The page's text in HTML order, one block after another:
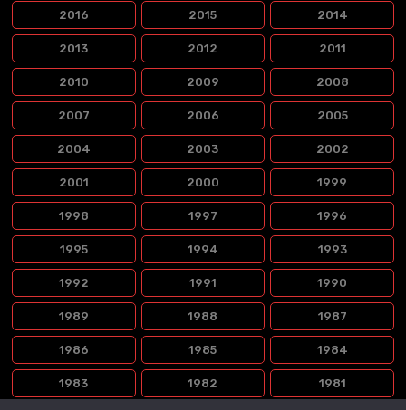
2016 2015 2014
2013 2012 2011
2010 2009 2008
2007 2006 2005
2004 2003 2002
2001 2000 1999
1998 1997 1996
1995 1994 1993
1992 1991 1990
1989 1988 1987
1986 1985 1984
1983 1982 1981